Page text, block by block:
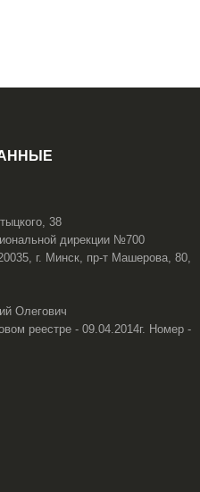
38
дирекции №700
г. Минск, пр-т Машерова, 80,
Олегович
реестре - 09.04.2014г. Номер -